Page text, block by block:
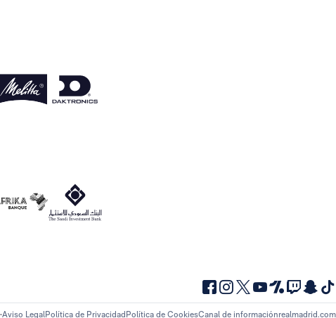
Aviso LegalPolítica de Privacidad Política de CookiesCanal de informaciónrealmadrid.com